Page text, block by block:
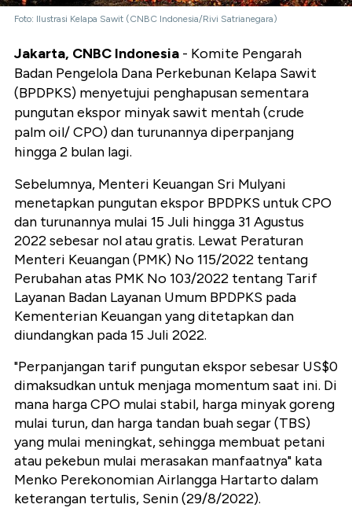
Foto: Ilustrasi Kelapa Sawit (CNBC Indonesia/Rivi Satrianegara)
Jakarta, CNBC Indonesia - Komite Pengarah
Badan Pengelola Dana Perkebunan Kelapa Sawit
(BPDPKS) menyetujui penghapusan sementara
pungutan ekspor minyak sawit mentah (crude
palm oil/ CPO) dan turunannya diperpanjang
hingga 2 bulan lagi.
Sebelumnya, Menteri Keuangan Sri Mulyani
menetapkan pungutan ekspor BPDPKS untuk CPO
dan turunannya mulai 15 Juli hingga 31 Agustus
2022 sebesar nol atau gratis. Lewat Peraturan
Menteri Keuangan (PMK) No 115/2022 tentang
Perubahan atas PMK No 103/2022 tentang Tarif
Layanan Badan Layanan Umum BPDPKS pada
Kementerian Keuangan yang ditetapkan dan
diundangkan pada 15 Juli 2022.
"Perpanjangan tarif pungutan ekspor sebesar US$0
dimaksudkan untuk menjaga momentum saat ini. Di
mana harga CPO mulai stabil, harga minyak goreng
mulai turun, dan harga tandan buah segar (TBS)
yang mulai meningkat, sehingga membuat petani
atau pekebun mulai merasakan manfaatnya" kata
Menko Perekonomian Airlangga Hartarto dalam
keterangan tertulis, Senin (29/8/2022).